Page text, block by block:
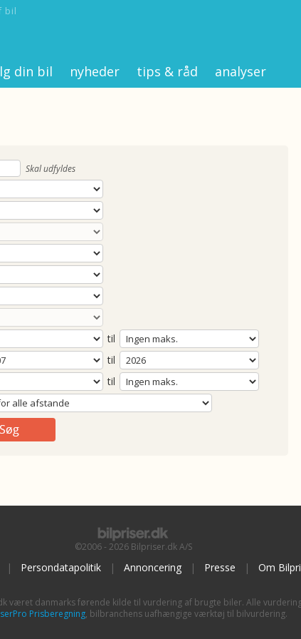
bil
din bil nyheder tips & råd analyser
Skal udfyldes
til
til
til
©2006 - 2026 Bilpriser.dk A/S
| Persondatapolitik | Annoncering | Presse | Om
været danmarks førende kilde til vurdering af brugte biler. Alle
Prisberegning, bilbranchens uafhængige værktøj til bilvurdering.